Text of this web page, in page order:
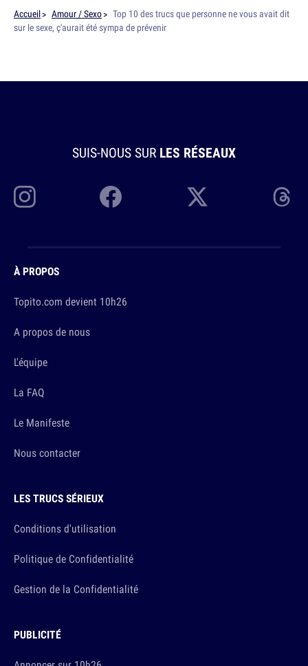
Accueil Amour / Sexo
Top 10 des trucs que personne ne vous avait dit
sur le sexe, ç'aurait été sympa de prévenir
SUIS-NOUS SUR LES RÉSEAUX
À PROPOS
Topito.com devient 10h26
A propos de nous
L'équipe
La FAQ
Le Manifeste
Nous contacter
LES TRUCS SÉRIEUX
Conditions d'utilisation
Politique de Confidentialité
Gestion de la Confidentialité
PUBLICITÉ